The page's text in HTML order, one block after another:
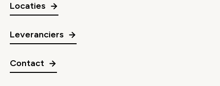
Locaties
Leveranciers
Contact